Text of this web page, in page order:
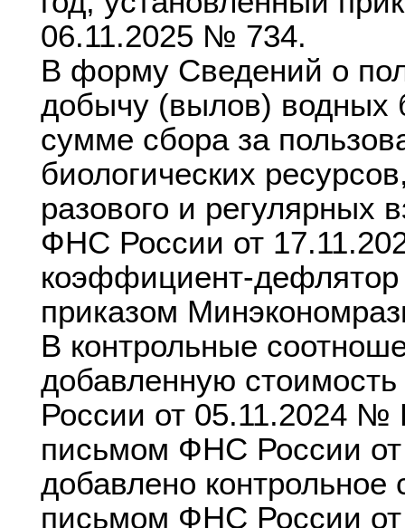
06.11.2025 № 734.
В форму Сведений о
добычу (вылов) водных
сумме сбора за
биологических
разового и регулярных
ФНС России от
коэффициент-дефлятор
приказом
В контрольные
добавленную
России от 05.11.2024
письмом ФНС России
добавлено
письмом ФНС России